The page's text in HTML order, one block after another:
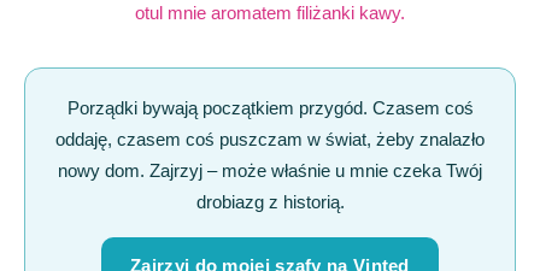
otul mnie aromatem filiżanki kawy.
Porządki bywają początkiem przygód. Czasem coś
oddaję, czasem coś puszczam w świat, żeby znalazło
nowy dom. Zajrzyj – może właśnie u mnie czeka Twój
drobiazg z historią.
Zajrzyj do mojej szafy na Vinted